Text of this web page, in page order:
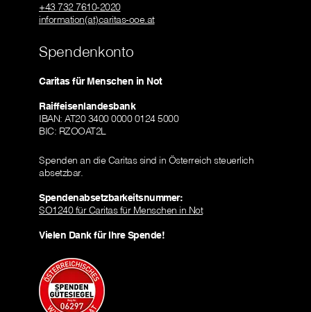
+43 732 7610-2020
information(at)caritas-ooe.at
Spendenkonto
Caritas für Menschen in Not
Raiffeisenlandesbank
IBAN: AT20 3400 0000 0124 5000
BIC: RZOOAT2L
Spenden an die Caritas sind in Österreich steuerlich
absetzbar.
Spendenabsetzbarkeitsnummer:
SO1240 für Caritas für Menschen in Not
Vielen Dank für Ihre Spende!